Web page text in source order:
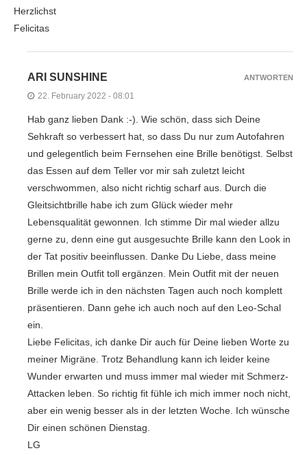
Herzlichst
Felicitas
ARI SUNSHINE
22. February 2022 - 08:01
Hab ganz lieben Dank :-). Wie schön, dass sich Deine
Sehkraft so verbessert hat, so dass Du nur zum Autofahren
und gelegentlich beim Fernsehen eine Brille benötigst. Selbst
das Essen auf dem Teller vor mir sah zuletzt leicht
verschwommen, also nicht richtig scharf aus. Durch die
Gleitsichtbrille habe ich zum Glück wieder mehr
Lebensqualität gewonnen. Ich stimme Dir mal wieder allzu
gerne zu, denn eine gut ausgesuchte Brille kann den Look in
der Tat positiv beeinflussen. Danke Du Liebe, dass meine
Brillen mein Outfit toll ergänzen. Mein Outfit mit der neuen
Brille werde ich in den nächsten Tagen auch noch komplett
präsentieren. Dann gehe ich auch noch auf den Leo-Schal
ein.
Liebe Felicitas, ich danke Dir auch für Deine lieben Worte zu
meiner Migräne. Trotz Behandlung kann ich leider keine
Wunder erwarten und muss immer mal wieder mit Schmerz-
Attacken leben. So richtig fit fühle ich mich immer noch nicht,
aber ein wenig besser als in der letzten Woche. Ich wünsche
Dir einen schönen Dienstag.
LG
ANTWORTEN